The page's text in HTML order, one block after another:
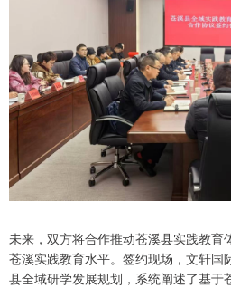
未来，双方将合作推动苍溪县实践教育
苍溪实践教育水平。签约现场，文轩国
县全域研学发展规划，系统阐述了基于